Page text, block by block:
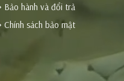
Bảo hành và đổi trả
Chính sách bảo mật